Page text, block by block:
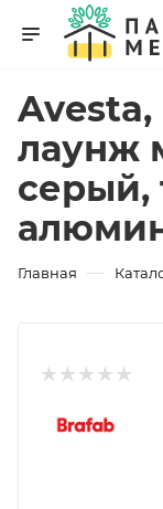
лаунж
серый,
Главная —